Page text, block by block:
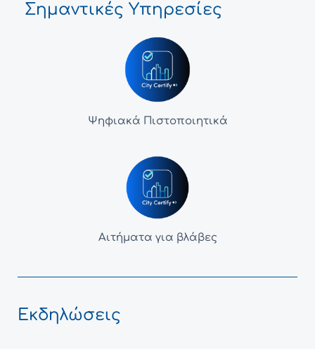
Σημαντικές Υπηρεσίες
Ψηφιακά Πιστοποιητικά
Αιτήματα για βλάβες
Εκδηλώσεις